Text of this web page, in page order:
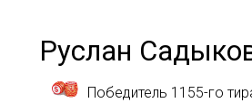
Руслан
Победитель 1155-го